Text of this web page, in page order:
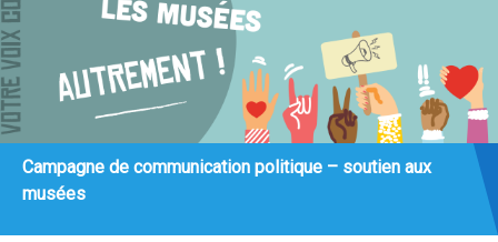
Campagne de communication politique – soutien aux
musées